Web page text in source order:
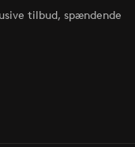
tilbud, spændende